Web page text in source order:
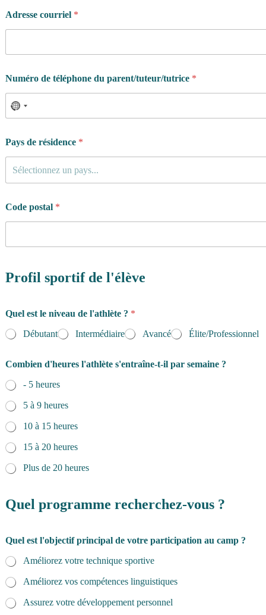
Adresse courriel *
Numéro de téléphone du parent/tuteur/tutrice *
Pays de résidence *
Sélectionnez un pays...
Code postal *
Profil sportif de l'élève
e
C
o
e
Quel est le niveau de l'athlète ? *
Débutant
Intermédiaire Avancé Élite/Professionnel
Combien d'heures l'athlète s'entraîne-t-il par semaine ?
- 5 heures
5 à 9 heures
10 à 15 heures
15 à 20 heures
Plus de 20 heures
Quel programme recherchez-vous ?
Quel est l'objectif principal de votre participation au camp ?
Améliorez votre technique sportive
Améliorez vos compétences linguistiques
Assurez votre développement personnel